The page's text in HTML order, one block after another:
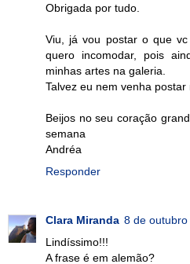
Obrigada por tudo.
Viu, já vou postar o que
quero incomodar, pois
minhas artes na galeria.
Talvez eu nem venha postar
Beijos no seu coração
semana
Andréa
Responder
Clara Miranda 8 de
Lindíssimo!!!
A frase é em alemão?